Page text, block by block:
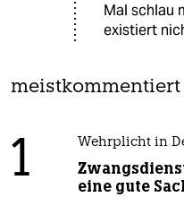
Mal schlau
existiert
meistkommentiert
1 Wehrplicht in
eine gute